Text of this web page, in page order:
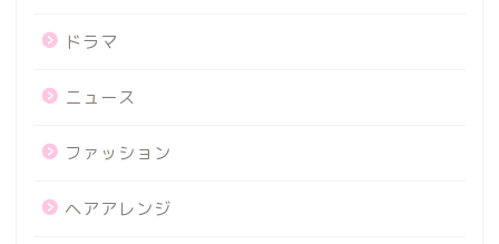
ドラマ
ニュース
ファッション
ヘアアレンジ